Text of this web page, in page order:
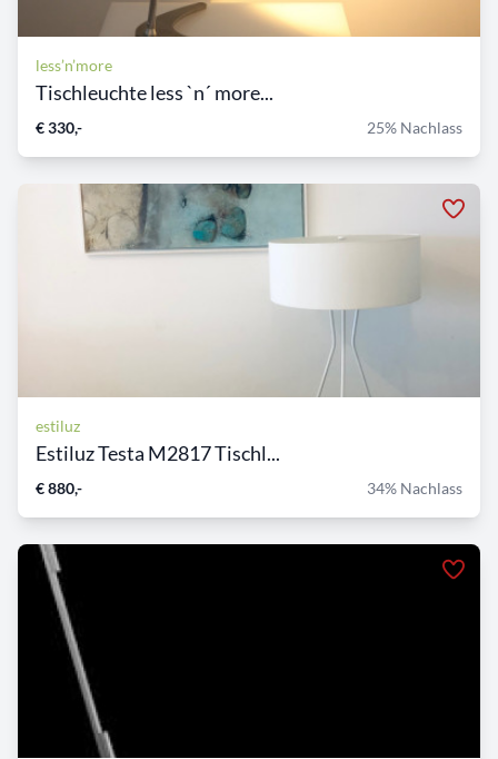
less’n’more
Tischleuchte less `n´ more...
€ 330,- 25% Nachlass
estiluz
Estiluz Testa M2817 Tischl...
€ 880,- 34% Nachlass